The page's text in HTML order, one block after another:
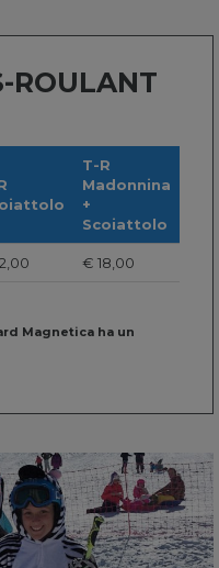
ROULANT
T-R
Madonnina
+
Scoiattolo
€ 18,00
Magnetica ha un